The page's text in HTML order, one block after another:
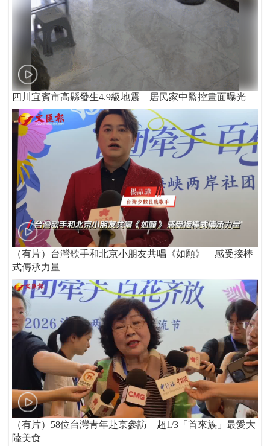
四川宜賓市高縣發生4.9級地震 居民家中監控畫面曝光
（有片）台灣歌手和北京小朋友共唱《如願》 感受接棒
式傳承力量
（有片）58位台灣青年赴京參訪 超1/3「首來族」最愛大
陸美食